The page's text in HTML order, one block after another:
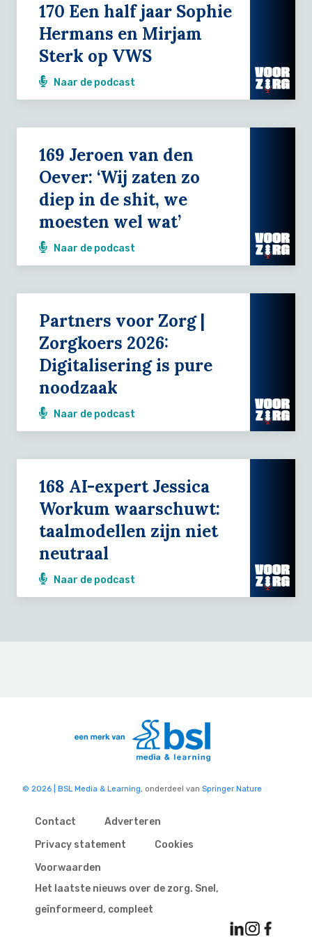
170 Een half jaar Sophie
Hermans en Mirjam
Sterk op VWS
Naar de podcast
169 Jeroen van den
Oever: ‘Wij zaten zo
diep in de shit, we
moesten wel wat’
Naar de podcast
Partners voor Zorg |
Zorgkoers 2026:
Digitalisering is pure
noodzaak
Naar de podcast
168 AI-expert Jessica
Workum waarschuwt:
taalmodellen zijn niet
neutraal
Naar de podcast
© 2026 | BSL Media & Learning, onderdeel van Springer Nature
Contact
Adverteren
Privacy statement
Cookies
Voorwaarden
Het laatste nieuws over de zorg. Snel,
geïnformeerd, compleet